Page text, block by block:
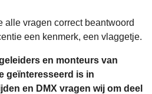
alle vragen correct beantwoord
een kenmerk, een vlaggetje.
en monteurs van
geïnteresseerd is in
en DMX vragen wij om deel